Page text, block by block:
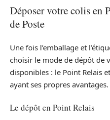
Déposer votre colis en
de Poste
Une fois l’emballage et
choisir le mode de dépôt de
disponibles : le Point Relais
ayant ses propres avantages.
Le dépôt en Point Relais